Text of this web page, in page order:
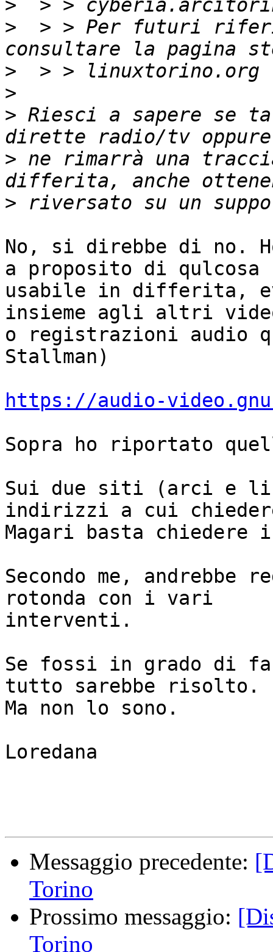
>
>
> > Per futuri
>
>
> Riesci a sapere se
> ne rimarrà una
>
No, si direbbe di no.
a proposito di qulcosa
usabile in differita,
insieme agli altri
o registrazioni audio
Stallman)
https://audio-
Sopra ho riportato
Sui due siti (arci e
indirizzi a cui
Magari basta chiedere
Secondo me,
rotonda con i vari
interventi.
Se fossi in grado di
tutto sarebbe risolto.
Ma non lo sono.
Loredana
Messaggio precedente:
Torino
Prossimo messaggio:
Torino